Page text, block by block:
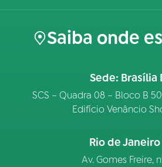
Saiba onde
Sede: Brasília
SCS – Quadra 08 – Bloco B
Edifício Venâncio
Rio de Janeiro
Av. Gomes Freire,